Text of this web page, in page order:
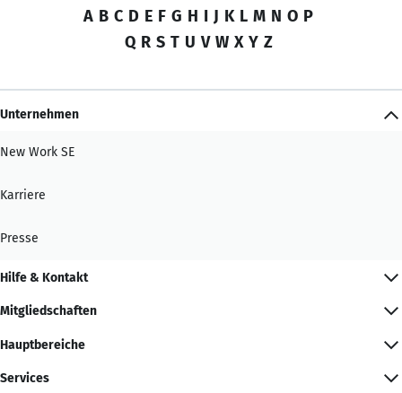
A B C D E F G H I J K L M N O P
Q R S T U V W X Y Z
Unternehmen
New Work SE
Karriere
Presse
Hilfe & Kontakt
Mitgliedschaften
Hauptbereiche
Services